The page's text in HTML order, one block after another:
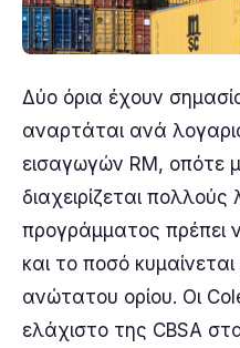
Δύο όρια έχουν
αναρτάται ανά
εισαγωγών RM, οπότε
διαχειρίζεται
προγράμματος πρέπει
και το ποσό
ανώτατου ορίου. Οι
ελάχιστο της CBSA